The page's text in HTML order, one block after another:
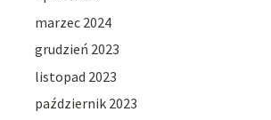
marzec 2024
grudzień 2023
listopad 2023
październik 2023